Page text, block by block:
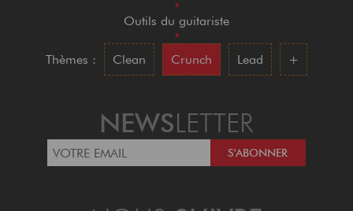
•
Outils du guitariste
•
Thèmes :
Clean Crunch Lead +
NEWSLETTER